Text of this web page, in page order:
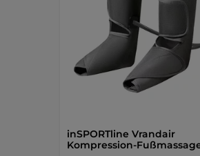
inSPORTline Vrandair
Kompression-